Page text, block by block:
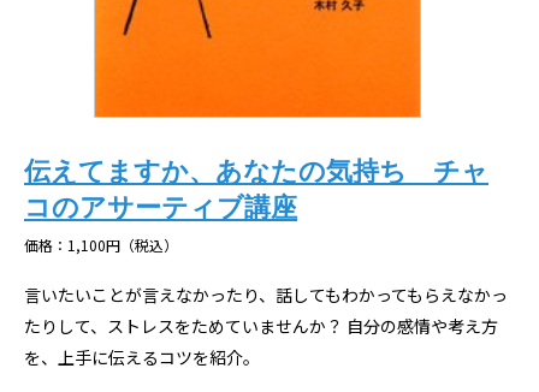
伝えてますか、あなたの気持ち チャ
コのアサーティブ講座
価格：1,100円（税込）
言いたいことが言えなかったり、話してもわかってもらえなかっ
たりして、ストレスをためていませんか？ 自分の感情や考え方
を、上手に伝えるコツを紹介。